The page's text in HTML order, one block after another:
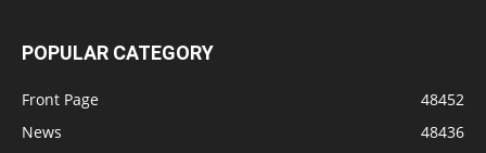
POPULAR CATEGORY
Front Page
48452
News
48436